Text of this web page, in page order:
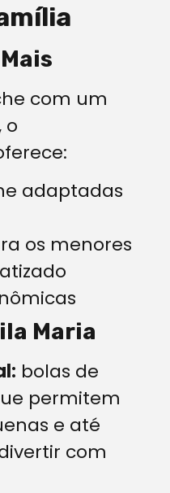
com um
o
adaptadas
os menores
Maria
bolas de
permitem
e até
com